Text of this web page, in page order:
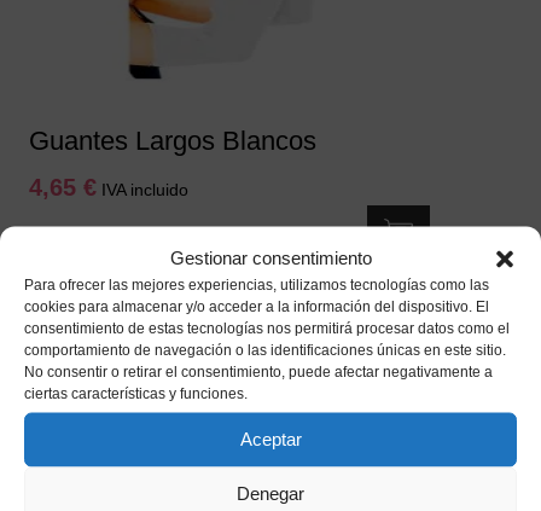
Gestionar consentimiento
Para ofrecer las mejores experiencias, utilizamos tecnologías como las
cookies para almacenar y/o acceder a la información del dispositivo. El
consentimiento de estas tecnologías nos permitirá procesar datos como el
comportamiento de navegación o las identificaciones únicas en este sitio.
No consentir o retirar el consentimiento, puede afectar negativamente a
ciertas características y funciones.
Aceptar
Denegar
Guantes Largos Blancos
4,65 € IVA incluido
Añadir a mi lista de deseos